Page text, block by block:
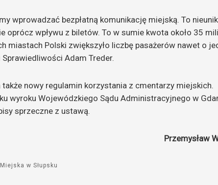
wprowadzać bezpłatną komunikację miejską. To
oprócz wpływu z biletów. To w sumie kwota około 35
miastach Polski zwiększyło liczbę pasażerów nawet o
Adam Treder.
także nowy regulamin korzystania z cmentarzy miejskich.
wyroku Wojewódzkiego Sądu Administracyjnego w
sprzeczne z ustawą.
Przemysław
w Słupsku